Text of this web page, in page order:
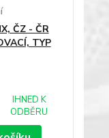
ČZ - ČR
TYP
IHNED K
ODBĚRU